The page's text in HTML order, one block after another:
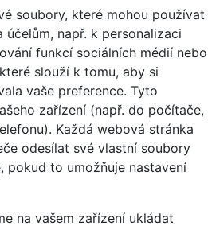
soubory, které mohou používat
např. k personalizaci
funkcí sociálních médií nebo
slouží k tomu, aby si
vaše preference. Tyto
zařízení (např. do počítače,
Každá webová stránka
odesílat své vlastní soubory
pokud to umožňuje nastavení
na vašem zařízení ukládat